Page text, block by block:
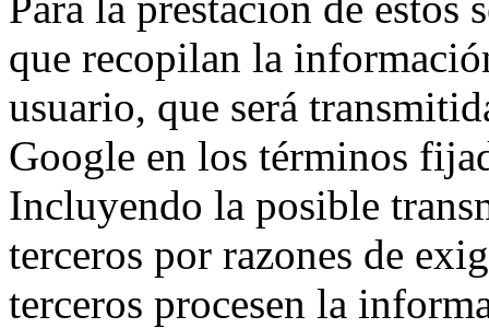
que recopilan la
usuario, que será
Google en los términos
Incluyendo la posible
terceros por razones de
terceros procesen la